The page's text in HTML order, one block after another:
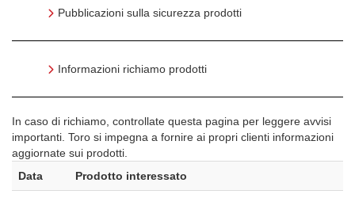
Pubblicazioni sulla sicurezza prodotti
Informazioni richiamo prodotti
In caso di richiamo, controllate questa pagina per leggere avvisi
importanti. Toro si impegna a fornire ai propri clienti informazioni
aggiornate sui prodotti.
Data
Prodotto interessato